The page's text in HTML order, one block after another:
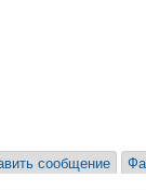
сообщение